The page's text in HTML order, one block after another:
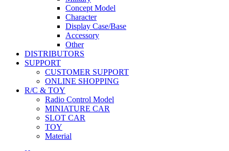
Concept Model
Character
Display Case/Base
Accessory
Other
DISTRIBUTORS
SUPPORT
CUSTOMER SUPPORT
ONLINE SHOPPING
R/C & TOY
Radio Control Model
MINIATURE CAR
SLOT CAR
TOY
Material